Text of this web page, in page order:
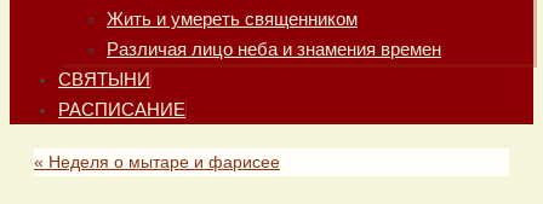
Жить и умереть священником
Различая лицо неба и знамения времен
СВЯТЫНИ
РАСПИСАНИЕ
« Неделя о мытаре и фарисее